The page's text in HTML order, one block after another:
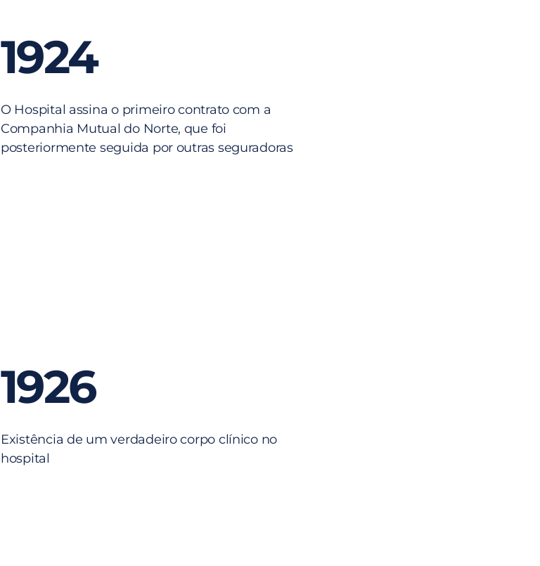
1924
O Hospital assina o primeiro contrato com a
Companhia Mutual do Norte, que foi
posteriormente seguida por outras seguradoras
1926
Existência de um verdadeiro corpo clínico no
hospital